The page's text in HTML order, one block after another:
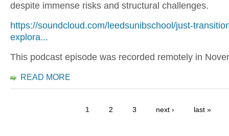
despite immense risks and structural challenges.
https://soundcloud.com/leedsunibschool/just-
explora...
This podcast episode was recorded remotely in
READ MORE
1 2 3 next › last »